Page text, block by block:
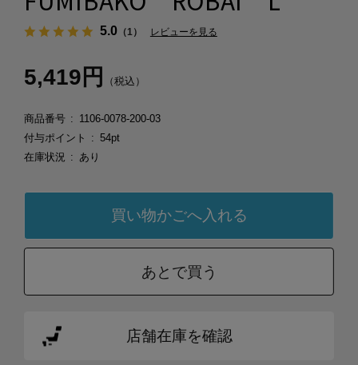
5.0（1） レビューを見る
5,419円 （税込）
商品番号
1106-0078-200-03
付与ポイント
54pt
在庫状況
あり
あとで買う
店舗在庫を確認